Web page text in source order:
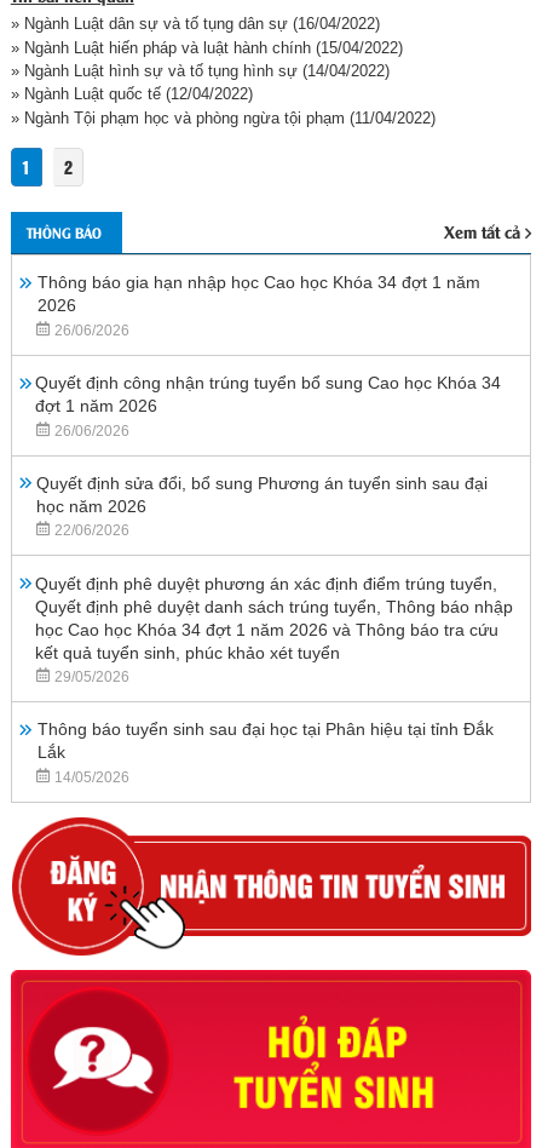
» Ngành Luật dân sự và tố tụng dân sự(16/04/2022)
» Ngành Luật hiến pháp và luật hành chính(15/04/2022)
» Ngành Luật hình sự và tố tụng hình sự(14/04/2022)
» Ngành Luật quốc tế(12/04/2022)
» Ngành Tội phạm học và phòng ngừa tội phạm (11/04/2022)
1 2
THÔNG BÁO Xem tất cả
Thông báo gia hạn nhập học Cao học Khóa 34 đợt 1 năm
2026
26/06/2026
Quyết định công nhận trúng tuyển bổ sung Cao học Khóa 34
đợt 1 năm 2026
26/06/2026
Quyết định sửa đổi, bổ sung Phương án tuyển sinh sau đại
học năm 2026
22/06/2026
Quyết định phê duyệt phương án xác định điểm trúng tuyển,
Quyết định phê duyệt danh sách trúng tuyển, Thông báo nhập
học Cao học Khóa 34 đợt 1 năm 2026 và Thông báo tra cứu
kết quả tuyển sinh, phúc khảo xét tuyển
29/05/2026
Thông báo tuyển sinh sau đại học tại Phân hiệu tại tỉnh Đắk
Lắk
14/05/2026